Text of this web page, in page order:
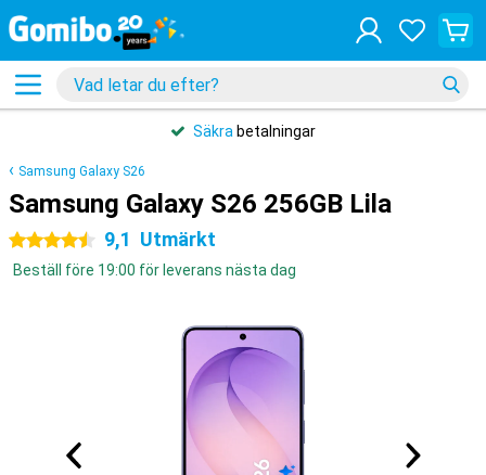
Säkra betalningar
Samsung Galaxy S26
Samsung Galaxy S26 256GB Lila
4.5 stjärnor 9,1 Utmärkt
Beställ före 19:00 för leverans nästa dag